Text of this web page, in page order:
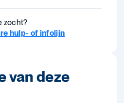
zocht?
hulp- of infolijn
van deze